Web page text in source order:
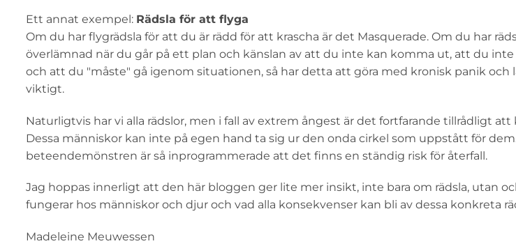
Ett annat exempel: Rädsla för att flyga
Om du har flygrädsla för att du är rädd för att krascha är det Masquerade. Om du har
överlämnad när du går på ett plan och känslan av att du inte kan komma ut, att du
och att du "måste" gå igenom situationen, så har detta att göra med kronisk panik och
viktigt.
Naturligtvis har vi alla rädslor, men i fall av extrem ångest är det fortfarande tillrådligt
Dessa människor kan inte på egen hand ta sig ur den onda cirkel som uppstått för
beteendemönstren är så inprogrammerade att det finns en ständig risk för återfall.
Jag hoppas innerligt att den här bloggen ger lite mer insikt, inte bara om rädsla, utan
fungerar hos människor och djur och vad alla konsekvenser kan bli av dessa konkreta
Madeleine Meuwessen